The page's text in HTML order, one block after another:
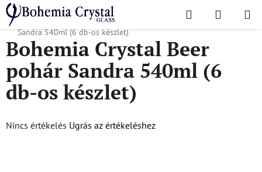
Ugrás
fő
tartalomhoz
Keresés KOSÁR
Kezdőlap
/ Népszerű kollekciók / Sandra
Bohemia Crystal Beer pohár
Sandra 540ml (6 db-os készlet)
Bohemia Crystal Beer
pohár Sandra 540ml (6
db-os készlet)
A
Nincs értékelés Ugrás az értékeléshez